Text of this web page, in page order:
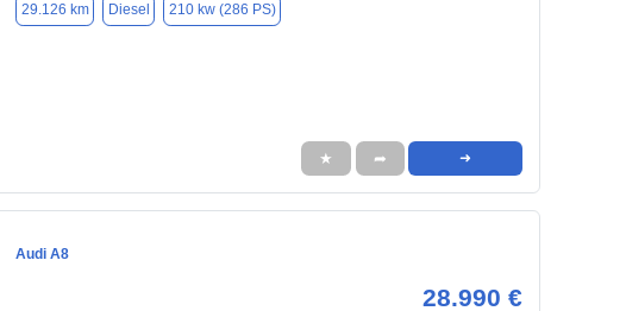
29.126 km Diesel 210 kw (286 PS)
★ ➦ ➜
Audi A8
28.990 €